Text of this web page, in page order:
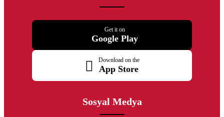
Get it on
Google Play
Download on the
App Store
Sosyal Medya